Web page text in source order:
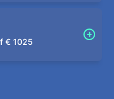
€ 1025